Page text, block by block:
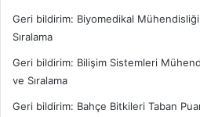
Geri bildirim: Biyomedikal
Sıralama
Geri bildirim: Bilişim Sistemleri
ve Sıralama
Geri bildirim: Bahçe Bitkileri Taban